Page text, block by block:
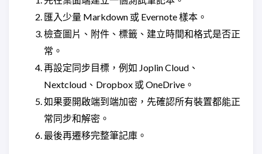
匯入少量 Markdown 或 Evernote 樣本。
檢查圖片、附件、標籤、建立時間和格式是否正
常。
再設定同步目標，例如 Joplin Cloud、
Nextcloud、Dropbox 或 OneDrive。
如果要開啟端到端加密，先確認所有裝置都能正
常同步和解密。
最後再遷移完整筆記庫。